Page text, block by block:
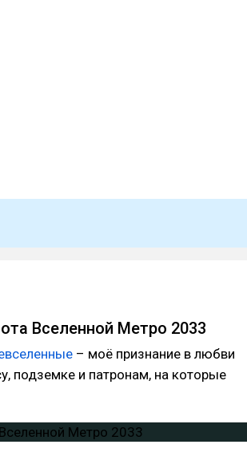
Вселенной Метро 2033
– моё признание в любви
подземке и патронам, на которые